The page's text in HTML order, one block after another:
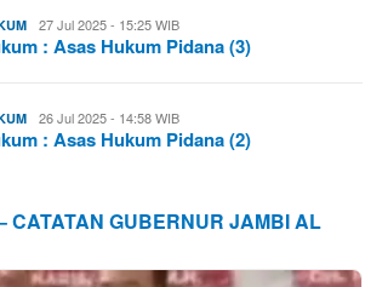
27 Jul 2025 - 15:25 WIB
: Asas Hukum Pidana (3)
26 Jul 2025 - 14:58 WIB
: Asas Hukum Pidana (2)
CATATAN GUBERNUR JAMBI AL